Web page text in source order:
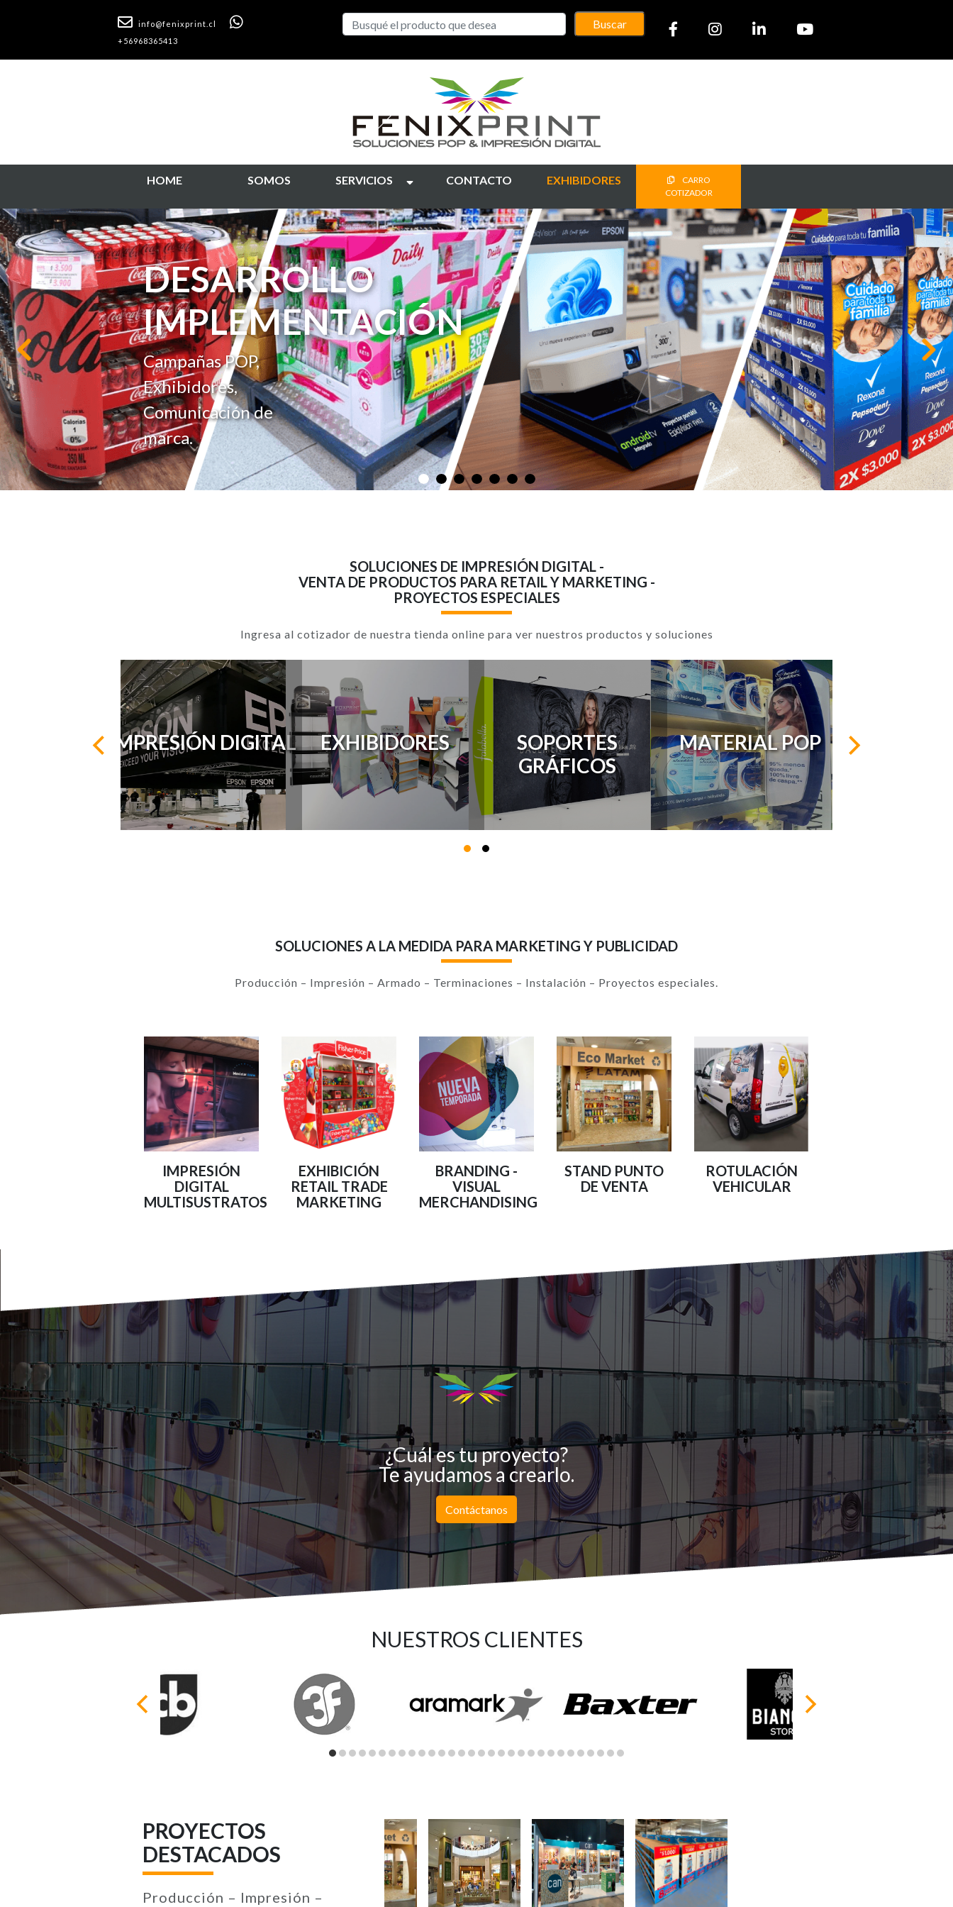
info@fenixprint.cl
+56968365413
Buscar
HOME SOMOS SERVICIOS CONTACTO EXHIBIDORES
CARRO
COTIZADOR
SOLUCIONES
PUNTO DE
VENTA
Para influir en la
experiencia de
compra.
Anterior Siguiente
SOLUCIONES DE IMPRESIÓN DIGITAL -
VENTA DE PRODUCTOS PARA RETAIL Y MARKETING -
PROYECTOS ESPECIALES
Ingresa al cotizador de nuestra tienda online para ver nuestros productos y soluciones
IMPRESIÓN DIGITAL EXHIBIDORES
SOPORTES
GRÁFICOS
MATERIAL POP
SOLUCIONES A LA MEDIDA PARA MARKETING Y PUBLICIDAD
Producción – Impresión – Armado – Terminaciones – Instalación – Proyectos especiales.
IMPRESIÓN
DIGITAL
MULTISUSTRATOS
EXHIBICIÓN
RETAIL TRADE
MARKETING
BRANDING -
VISUAL
MERCHANDISING
STAND PUNTO
DE VENTA
ROTULACIÓN
VEHICULAR
¿Cuál es tu proyecto?
Te ayudamos a crearlo.
Contáctanos
NUESTROS CLIENTES
PROYECTOS
DESTACADOS
Producción – Impresión –